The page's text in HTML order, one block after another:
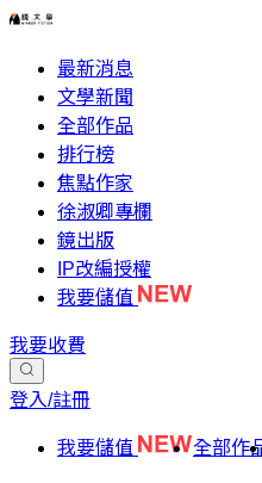
最新消息
文學新聞
全部作品
排行榜
焦點作家
徐淑卿專欄
鏡出版
IP改編授權
我要儲值
我要收費
登入/註冊
我要儲值 全部作